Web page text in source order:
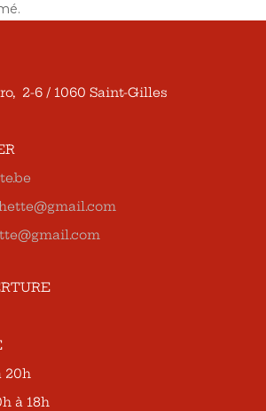
2-6 / 1060 Saint-Gilles
20h
à 18h